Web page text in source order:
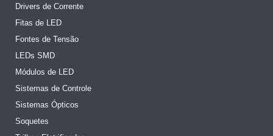
Drivers de Corrente
Fitas de LED
Fontes de Tensão
LEDs SMD
Módulos de LED
Sistemas de Controle
Sistemas Ópticos
Soquetes